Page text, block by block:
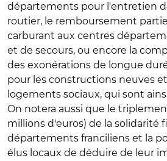
départements pour l'entretien
routier, le remboursement
carburant aux centres
et de secours, ou encore la
des exonérations de longue
pour les constructions neuves
logements sociaux, qui sont
On notera aussi que le
millions d'euros) de la solidarité
départements franciliens et la
élus locaux de déduire de leur